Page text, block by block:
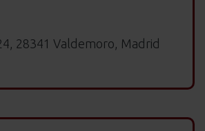
28341 Valdemoro, Madrid